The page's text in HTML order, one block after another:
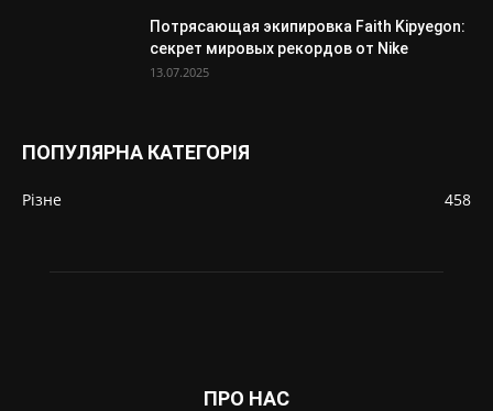
Потрясающая экипировка Faith Kipyegon:
секрет мировых рекордов от Nike
13.07.2025
ПОПУЛЯРНА КАТЕГОРІЯ
Різне 458
ПРО НАС